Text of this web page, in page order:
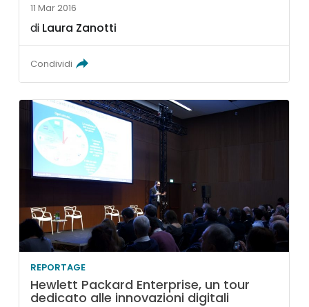
11 Mar 2016
di Laura Zanotti
Condividi
REPORTAGE
Hewlett Packard Enterprise, un tour
dedicato alle innovazioni digitali